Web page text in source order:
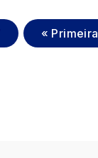
« Primeira